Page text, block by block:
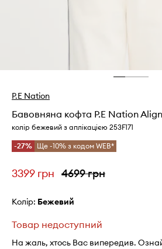
P.E Nation
Бавовняна кофта P.E Nation Align
колір бежевий з аплікацією 253F171
-27% Ще -10% з кодом WEB*
3399 грн 4699 грн
Колір: бежевий
Товар недоступний
На жаль, хтось Вас випередив.